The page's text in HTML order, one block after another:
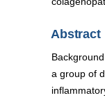
Abstract
a group of